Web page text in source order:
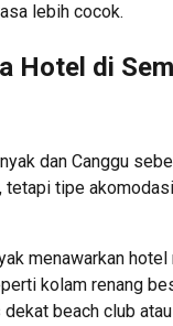
lebih cocok.
Hotel di
dan Canggu
tetapi tipe
menawarkan
kolam renang
beach club